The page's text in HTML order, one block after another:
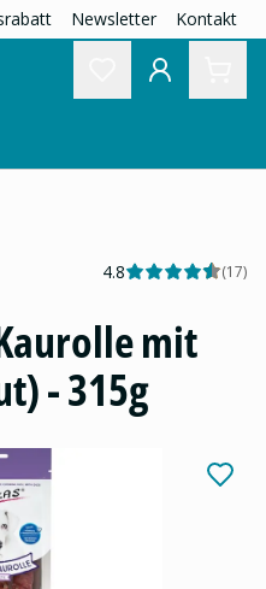
Newsletter Kontakt
4.8 (17)
mit
- 315g